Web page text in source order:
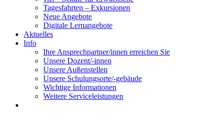
Tagesfahrten – Exkursionen
Neue Angebote
Digitale Lernangebote
Aktuelles
Info
Ihre Ansprechpartner/innen erreichen Sie
Unsere Dozent/-innen
Unsere Außenstellen
Unsere Schulungsorte/-gebäude
Wichtige Informationen
Weitere Serviceleistungen